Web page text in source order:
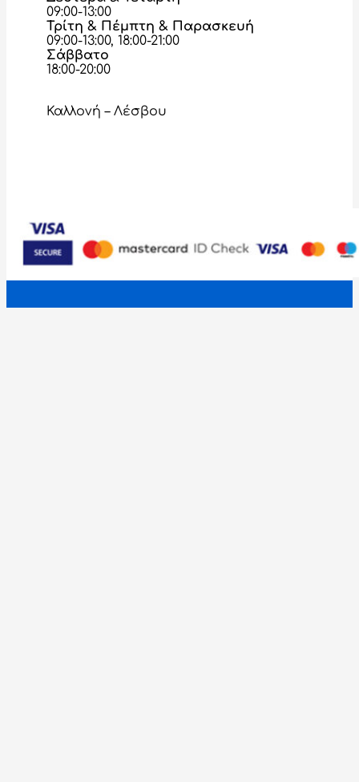
09:00-13:00
Τρίτη & Πέμπτη & Παρασκευή
09:00-13:00, 18:00-21:00
Σάββατο
18:00-20:00
Καλλονή – Λέσβου